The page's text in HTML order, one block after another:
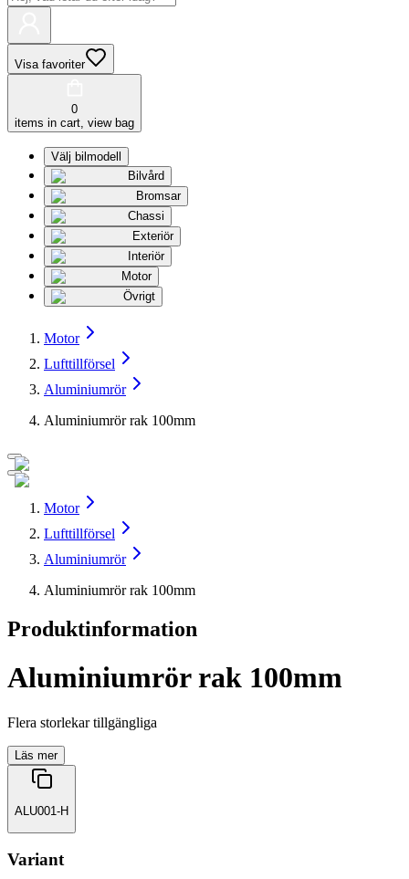
Visa favoriter
0
items in cart, view bag
Välj bilmodell
Bilvård
Bromsar
Chassi
Exteriör
Interiör
Motor
Övrigt
Motor
Lufttillförsel
Aluminiumrör
Aluminiumrör rak 100mm
Motor
Lufttillförsel
Aluminiumrör
Aluminiumrör rak 100mm
Produktinformation
Aluminiumrör rak 100mm
Flera storlekar tillgängliga
Läs mer
ALU001-H
Variant